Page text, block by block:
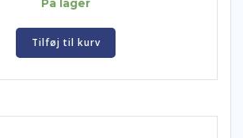
På lager
Tilføj til kurv